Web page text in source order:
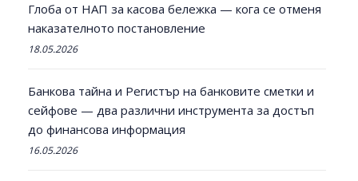
Глоба от НАП за касова бележка — кога се отменя
наказателното постановление
18.05.2026
Банкова тайна и Регистър на банковите сметки и
сейфове — два различни инструмента за достъп
до финансова информация
16.05.2026